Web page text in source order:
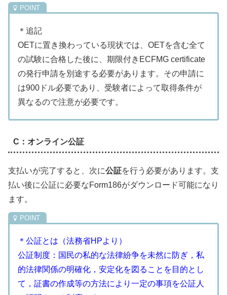
＊追記
OETに置き換わっている現状では、OETを含む全て
の試験に合格した後に、期限付きECFMG certificate
の発行申請を別途する必要があります。その申請に
は900ドル必要であり、受験者によって取得条件が
異なるので注意が必要です。
C：オンライン公証
支払いが完了すると、次に公証を行う必要があります。支
払い後に公証に必要なForm186がダウンロード可能になり
ます。
＊公証とは（法務省HPより）
公証制度：国民の私的な法律紛争を未然に防ぎ，私
的法律関係の明確化，安定化を図ることを目的とし
て，証書の作成等の方法により一定の事項を公証人